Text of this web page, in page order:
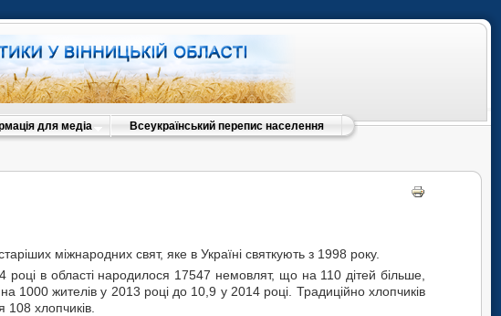
для медіа Всеукраїнський перепис населення
міжнародних свят, яке в Україні святкують з 1998 року.
в області народилося 17547 немовлят, що на 110 дітей більше,
1000 жителів у 2013 році до 10,9 у 2014 році. Традиційно хлопчиків
108 хлопчиків.